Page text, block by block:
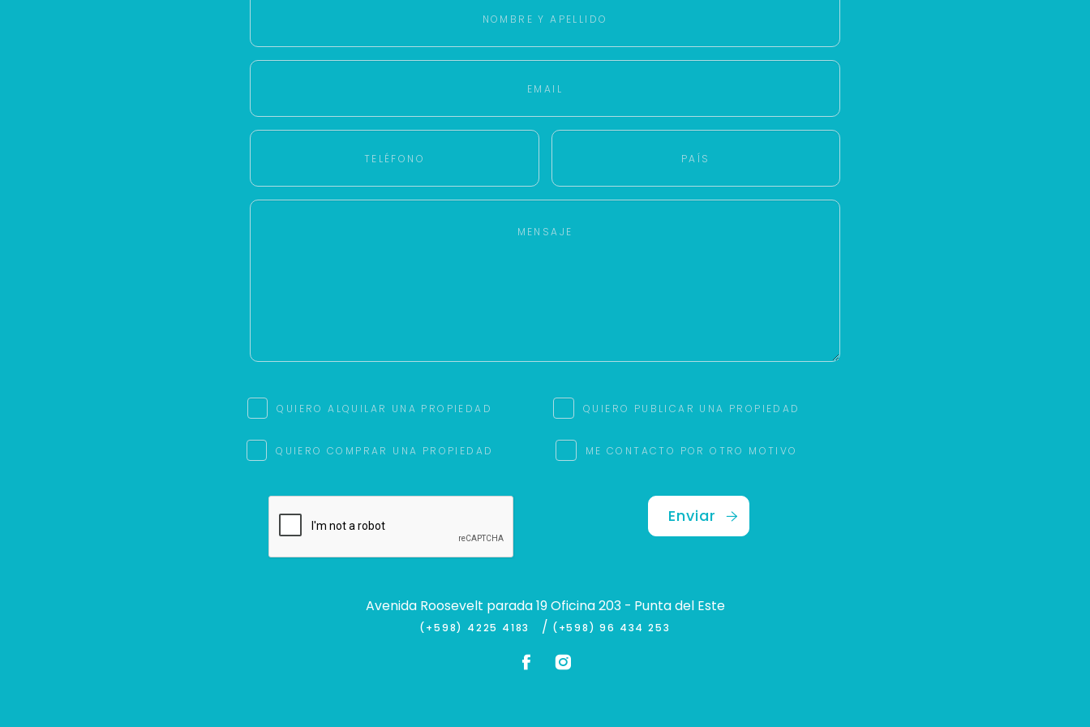
QUIERO ALQUILAR UNA PROPIEDAD QUIERO PUBLICAR UNA PROPIEDAD
QUIERO COMPRAR UNA PROPIEDAD ME CONTACTO POR OTRO MOTIVO
Enviar
Avenida Roosevelt parada 19 Oficina 203 - Punta del Este
(+598) 4225 4183 / (+598) 96 434 253